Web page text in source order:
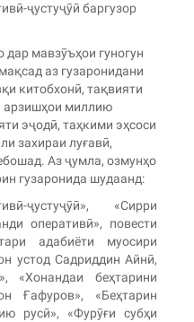
ҷустуҷӯӣ баргузор
дар мавзӯъҳои гуногун
аз гузаронидани
китобхонӣ, тақвияти
арзишҳои миллию
эҷодӣ, таҳкими эҳсоси
захираи луғавӣ,
Аз ҷумла, озмунҳо
гузаронида шудаанд:
ҷустуҷӯӣ», «Сирри
оперативӣ», повести
адабиёти муосири
устод Садриддин Айнӣ,
«Хонандаи беҳтарини
Ғафуров», «Беҳтарин
русӣ», «Фурӯғи субҳи